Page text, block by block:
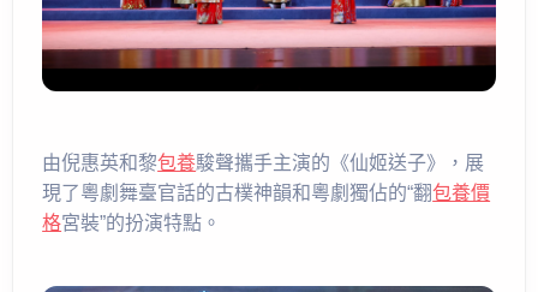
由倪惠英和黎包養駿聲攜手主演的《仙姬送子》，展
現了粵劇舞臺官話的古樸神韻和粵劇獨佔的“翻包養價
格宮裝”的扮演特點。